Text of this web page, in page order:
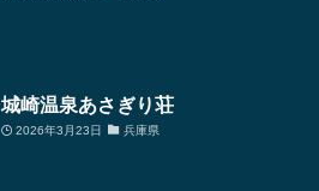
城崎温泉あさぎり荘
2026年3月23日 兵庫県